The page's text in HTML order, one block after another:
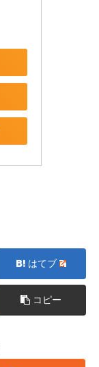
はてブ
コピー